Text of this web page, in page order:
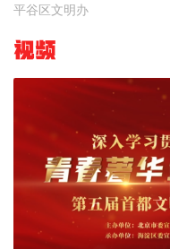
平谷区文明办
视频